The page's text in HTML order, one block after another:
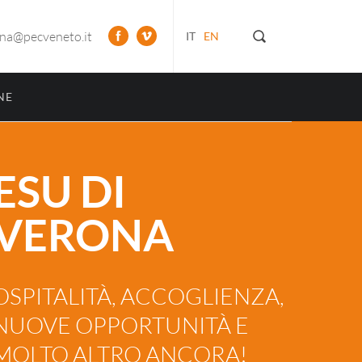
IT EN
DI
ACCOGLIENZA,
OPPORTUNITÀ E
ALTRO ANCORA!